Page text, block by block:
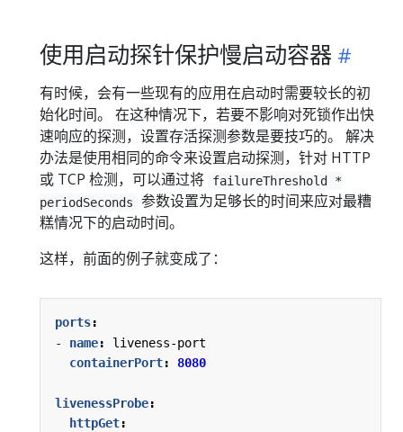
使用启动探针保护慢启动容器
有时候，会有一些现有的应用在启动时需要较长的初
始化时间。 在这种情况下，若要不影响对死锁作出快
速响应的探测，设置存活探测参数是要技巧的。 解决
办法是使用相同的命令来设置启动探测，针对 HTTP
或 TCP 检测，可以通过将
failureThreshold *
periodSeconds
参数设置为足够长的时间来应对最糟
糕情况下的启动时间。
这样，前面的例子就变成了：
ports:
- name:
liveness-port
containerPort: 8080
livenessProbe:
httpGet: